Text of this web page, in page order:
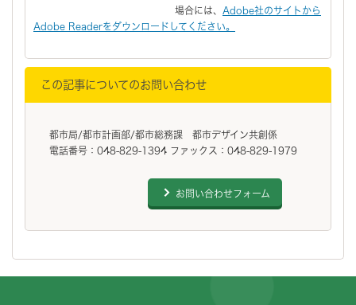
場合には、 Adobe社のサイトから
Adobe Readerをダウンロードしてください。
この記事についてのお問い合わせ
都市局/都市計画部/都市総務課 都市デザイン共創係
電話番号：048-829-1394 ファックス：048-829-1979
お問い合わせフォーム